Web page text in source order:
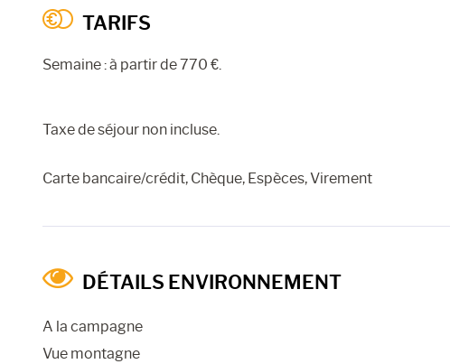
TARIFS
Semaine : à partir de 770 €.
Taxe de séjour non incluse.
Carte bancaire/crédit, Chèque, Espèces, Virement
DÉTAILS ENVIRONNEMENT
A la campagne
Vue montagne